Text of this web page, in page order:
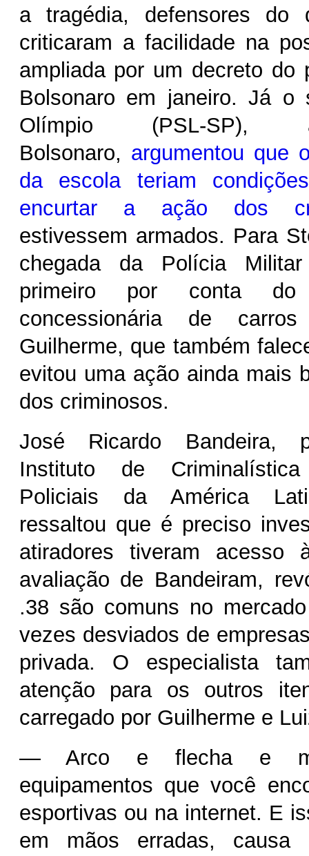
a tragédia, defensores do
criticaram a facilidade na
ampliada por um decreto do
Bolsonaro em janeiro. Já o
Olímpio (PSL-SP),
Bolsonaro, argumentou que
da escola teriam
encurtar a ação dos
estivessem armados. Para
chegada da Polícia
primeiro por conta
concessionária de
Guilherme, que também
evitou uma ação ainda mais
dos criminosos.
José Ricardo Bandeira,
Instituto de
Policiais da América
ressaltou que é preciso
atiradores tiveram acesso
avaliação de Bandeiram,
.38 são comuns no
vezes desviados de
privada. O especialista
atenção para os outros
carregado por Guilherme e
— Arco e flecha e
equipamentos que você
esportivas ou na internet. E
em mãos erradas, causa